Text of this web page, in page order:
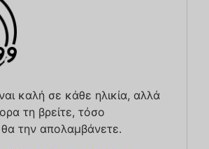
καλή σε κάθε ηλικία, αλλά
τη βρείτε, τόσο
την απολαμβάνετε.